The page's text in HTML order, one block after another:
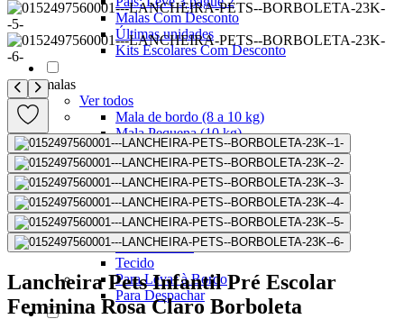
Malas Com Desconto
Últimas unidades
Kits Escolares Com Desconto
malas
Ver todos
Mala de bordo (8 a 10 kg)
Mala Pequena (10 kg)
Mala Média (23 kg)
Mala Grande (32 kg)
Conjunto de Malas
Bolsa de Viagem
ABS
Polipropileno
Policarbonato
Tecido
Para Levar à Bordo
Para Despachar
Lancheira Pets Infantil Pré Escolar
Feminina Rosa Claro Borboleta